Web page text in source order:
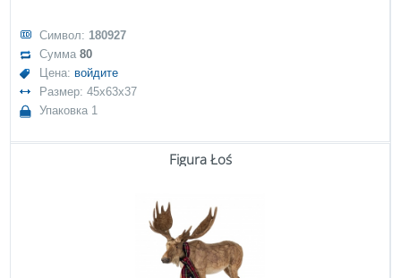
Символ: 180927
Сумма80
Цена: войдите
Размер: 45x63x37
Упаковка 1
Figura Łoś